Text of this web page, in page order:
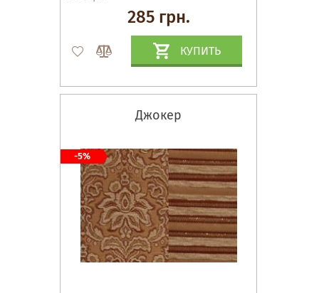
285 грн.
КУПИТЬ
Джокер
-5%